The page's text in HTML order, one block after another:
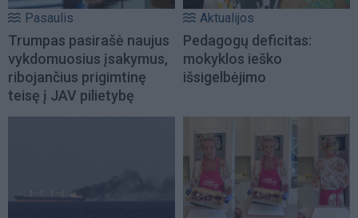
Pasaulis
Trumpas pasirašė naujus
vykdomuosius įsakymus,
ribojančius prigimtinę
teisę į JAV pilietybę
Aktualijos
Pedagogų deficitas:
mokyklos ieško
išsigelbėjimo